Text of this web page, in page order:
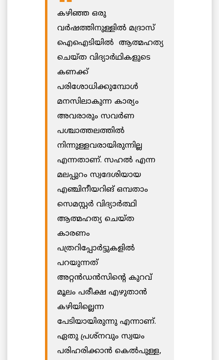
കഴിഞ്ഞ ഒരു
വർഷത്തിനുള്ളിൽ മദ്രാസ്
ഐഐടിയിൽ ആത്മഹത്യ
ചെയ്ത വിദ്യാർഥികളുടെ
കണക്ക്
പരിശോധിക്കുമ്പോൾ
മനസിലാകുന്ന കാര്യം
അവരാരും സവർണ
പശ്ചാത്തലത്തിൽ
നിന്നുള്ളവരായിരുന്നില്ല
എന്നതാണ്. സഹൽ എന്ന
മലപ്പുറം സ്വദേശിയായ
എഞ്ചിനീയറിങ് ഒമ്പതാം
സെമസ്റ്റർ വിദ്യാർത്ഥി
ആത്മഹത്യ ചെയ്ത
കാരണം
പത്രറിപ്പോർട്ടുകളിൽ
പറയുന്നത്
അറ്റൻഡൻസിന്റെ കുറവ്
മൂലം പരീക്ഷ എഴുതാൻ
കഴിയില്ലെന്ന
പേടിയായിരുന്നു എന്നാണ്.
ഏതു പ്രശ്നവും സ്വയം
പരിഹരിക്കാൻ കെൽപുള്ള,